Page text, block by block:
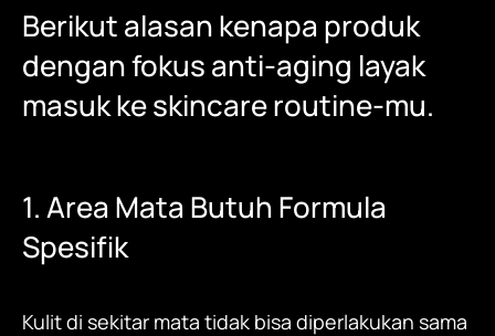
Berikut alasan kenapa produk
dengan fokus anti-aging layak
masuk ke skincare routine-mu.
1. Area Mata Butuh Formula
Spesifik
Kulit di sekitar mata tidak bisa diperlakukan sama